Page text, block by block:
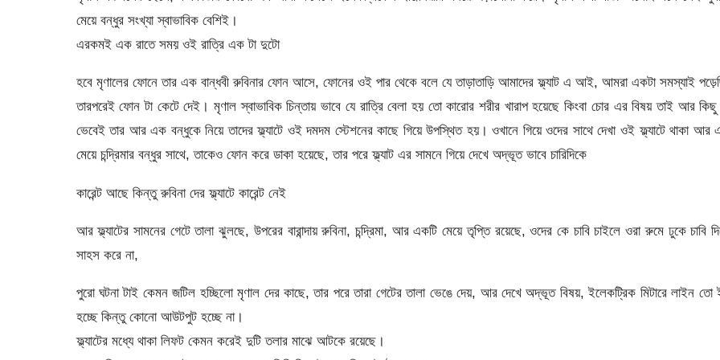
মেয়ে বন্ধুর সংখ্যা স্বাভাবিক বেশিই।
এরকমই এক রাতে সময় ওই রাত্রি এক টা দুটো
হবে মৃণালের ফোনে তার এক বান্ধবী রুবিনার ফোন আসে, ফোনের ওই পার থেকে বলে যে তাড়াতাড়ি আমাদের ফ্ল্যাট এ আই, আমরা একটা সমস্যাই
তারপরেই ফোন টা কেটে দেই। মৃণাল স্বাভাবিক চিন্তায় ভাবে যে রাত্রি বেলা হয় তো কারোর শরীর খারাপ হয়েছে কিংবা চোর এর বিষয় তাই আর কিছু
ভেবেই তার আর এক বন্ধুকে নিয়ে তাদের ফ্ল্যাটে ওই দমদম স্টেশনের কাছে গিয়ে উপস্থিত হয়। ওখানে গিয়ে ওদের সাথে দেখা ওই ফ্ল্যাটে থাকা আর
মেয়ে চন্দ্রিমার বন্ধুর সাথে, তাকেও ফোন করে ডাকা হয়েছে, তার পরে ফ্ল্যাট এর সামনে গিয়ে দেখে অদ্ভূত ভাবে চারিদিকে
কারেন্ট আছে কিন্তু রুবিনা দের ফ্ল্যাটে কারেন্ট নেই
আর ফ্ল্যাটের সামনের গেটে তালা ঝুলছে, উপরের বারান্দায় রুবিনা, চন্দ্রিমা, আর একটি মেয়ে তৃপ্তি রয়েছে, ওদের কে চাবি চাইলে ওরা রুমে ঢুকে চাবি
সাহস করে না,
পুরো ঘটনা টাই কেমন জটিল হচ্ছিলো মৃণাল দের কাছে, তার পরে তারা গেটের তালা ভেঙে দেয়, আর দেখে অদ্ভূত বিষয়, ইলেকট্রিক মিটারে লাইন তো
হচ্ছে কিন্তু কোনো আউটপুট হচ্ছে না।
ফ্ল্যাটের মধ্যে থাকা লিফট কেমন করেই দুটি তলার মাঝে আটকে রয়েছে।